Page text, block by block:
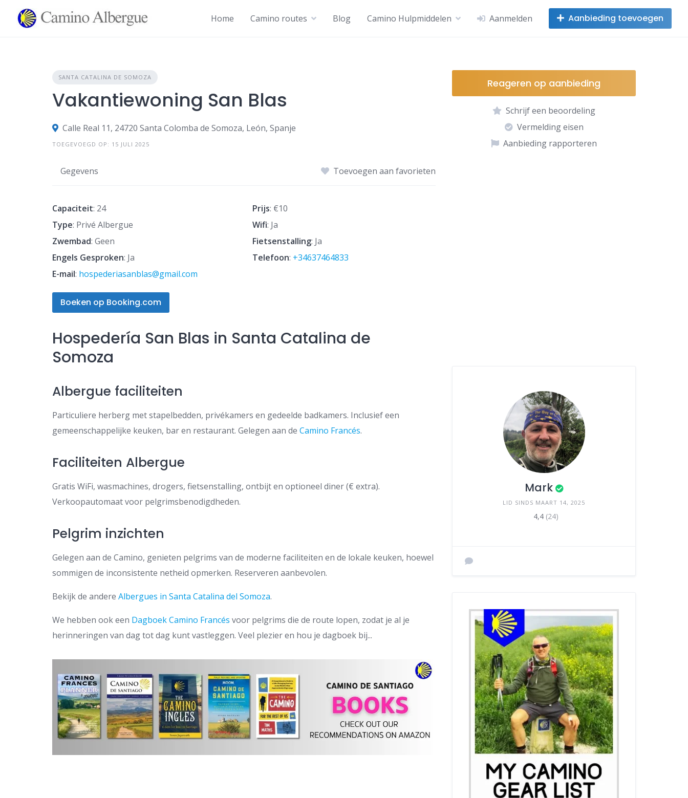
inhoud
Home Camino routes Blog Camino Hulpmiddelen Aanmelden Aanbieding toevoegen
SANTA CATALINA DE SOMOZA
Vakantiewoning San Blas
Calle Real 11, 24720 Santa Colomba de Somoza, León, Spanje
TOEGEVOEGD OP: 15 JULI 2025
Gegevens Toevoegen aan favorieten
Capaciteit: 24 Prijs: €10
Type: Privé Albergue Wifi: Ja
Zwembad: Geen Fietsenstalling: Ja
Engels Gesproken: Ja Telefoon: +34637464833
E-mail: hospederiasanblas@gmail.com
Boeken op Booking.com
Hospedería San Blas in Santa Catalina de
Somoza
Albergue faciliteiten
Particuliere herberg met stapelbedden, privékamers en gedeelde badkamers. Inclusief een
gemeenschappelijke keuken, bar en restaurant. Gelegen aan de Camino Francés.
Faciliteiten Albergue
Gratis WiFi, wasmachines, drogers, fietsenstalling, ontbijt en optioneel diner (€ extra).
Verkoopautomaat voor pelgrimsbenodigdheden.
Pelgrim inzichten
Gelegen aan de Camino, genieten pelgrims van de moderne faciliteiten en de lokale keuken, hoewel
sommigen de inconsistente netheid opmerken. Reserveren aanbevolen.
Bekijk de andere Albergues in Santa Catalina del Somoza.
We hebben ook een Dagboek Camino Francés voor pelgrims die de route lopen, zodat je al je
herinneringen van dag tot dag kunt vastleggen. Veel plezier en hou je dagboek bij...
Reageren op aanbieding
Schrijf een beoordeling
Vermelding eisen
Aanbieding rapporteren
Mark
LID SINDS MAART 14, 2025
4,4 (24)